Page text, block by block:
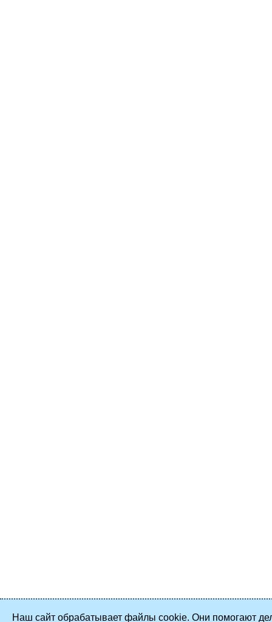
Наш сайт обрабатывает файлы cookie. Они помогают